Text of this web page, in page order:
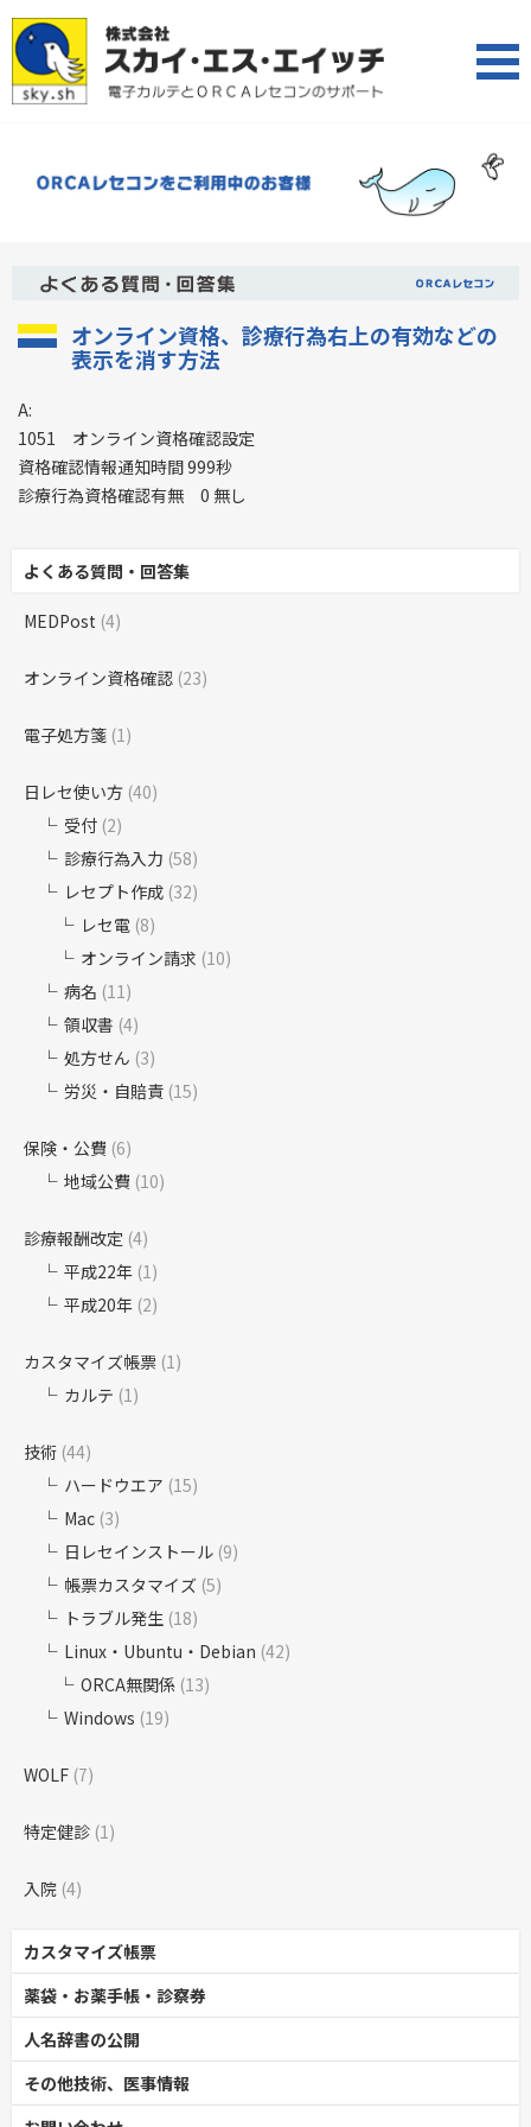
オンライン資格、診療行為右上の有効などの
表示を消す方法
A:
1051 オンライン資格確認設定
資格確認情報通知時間 999秒
診療行為資格確認有無 0 無し
よくある質問・回答集
MEDPost (4)
オンライン資格確認 (23)
電子処方箋 (1)
日レセ使い方 (40)
受付 (2)
診療行為入力 (58)
レセプト作成 (32)
レセ電 (8)
オンライン請求 (10)
病名 (11)
領収書 (4)
処方せん (3)
労災・自賠責 (15)
保険・公費 (6)
地域公費 (10)
診療報酬改定 (4)
平成22年 (1)
平成20年 (2)
カスタマイズ帳票 (1)
カルテ (1)
技術 (44)
ハードウエア (15)
Mac (3)
日レセインストール (9)
帳票カスタマイズ (5)
トラブル発生 (18)
Linux・Ubuntu・Debian (42)
ORCA無関係 (13)
Windows (19)
WOLF (7)
特定健診 (1)
入院 (4)
カスタマイズ帳票
薬袋・お薬手帳・診察券
人名辞書の公開
その他技術、医事情報